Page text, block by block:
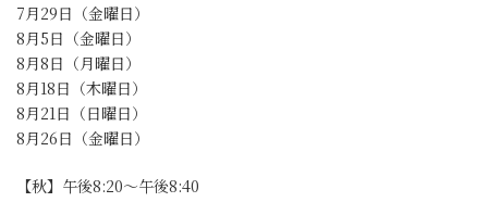
7月29日（金曜日）
8月5日（金曜日）
8月8日（月曜日）
8月18日（木曜日）
8月21日（日曜日）
8月26日（金曜日）
【秋】午後8:20～午後8:40